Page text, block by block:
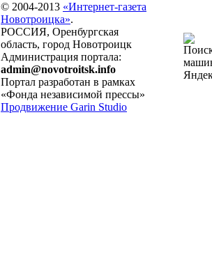
© 2004-2013 «Интернет-газета
Новотроицка».
РОССИЯ, Оренбургская
область, город Новотроицк
Администрация портала:
admin@novotroitsk.info
Портал разработан в рамках
«Фонда независимой прессы»
Продвижение Garin Studio